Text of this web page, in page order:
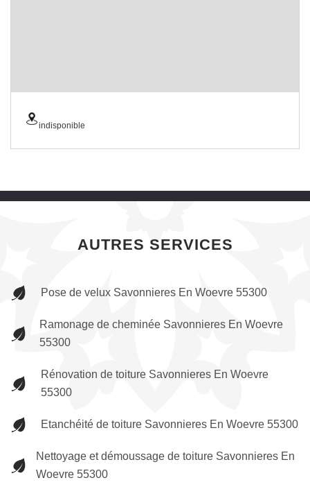
indisponible
AUTRES SERVICES
Pose de velux Savonnieres En Woevre 55300
Ramonage de cheminée Savonnieres En Woevre
55300
Rénovation de toiture Savonnieres En Woevre
55300
Etanchéité de toiture Savonnieres En Woevre 55300
Nettoyage et démoussage de toiture Savonnieres En
Woevre 55300